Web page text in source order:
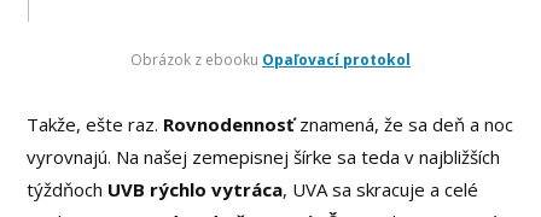
Obrázok z ebooku Opaľovací protokol
Takže, ešte raz. Rovnodennosťznamená, že sa deň a noc
vyrovnajú. Na našej zemepisnej šírke sa teda v najbližších
týždňoch UVB rýchlo vytráca, UVA sa skracuje a celé